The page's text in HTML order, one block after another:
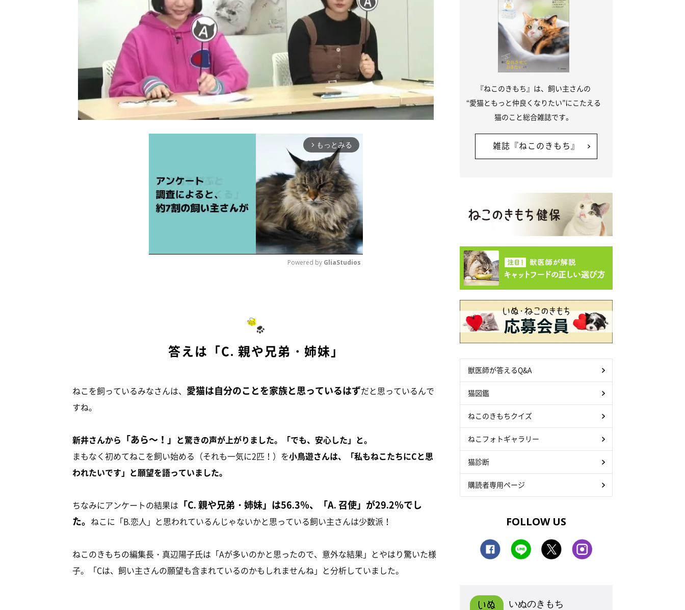
arrow_forward_ios もっとみる
Powered by GliaStudios
答えは「C. 親や兄弟・姉妹」
ねこを飼っているみなさんは、 愛猫は自分のことを家族と思っているはずだと思っているんで
すね。
新井さんから 「あら～！」 と驚きの声が上がりました。「でも、安心した」と。
まもなく初めてねこを飼い始める（それも一気に2匹！）を小鳥遊さんは、「私もねこたちにCと思
われたいです」と願望を語っていました。
ちなみにアンケートの結果は 「C. 親や兄弟・姉妹」は56.3％、「A. 召使」が29.2％でし
た。 ねこに「B.恋人」と思われているんじゃないかと思っている飼い主さんは少数派！
ねこのきもちの編集長・真辺陽子氏は「Aが多いのかと思ったので、意外な結果」とやはり驚いた様
子。「Cは、飼い主さんの願望も含まれているのかもしれませんね」と分析していました。
『ねこのきもち』は、飼い主さんの
“愛猫ともっと仲良くなりたい”にこたえる
猫のこと総合雑誌です。
雑誌『ねこのきもち』
獣医師が答えるQ&A
猫図鑑
ねこのきもちクイズ
ねこフォトギャラリー
猫診断
購読者専用ページ
FOLLOW US
いぬのきもち